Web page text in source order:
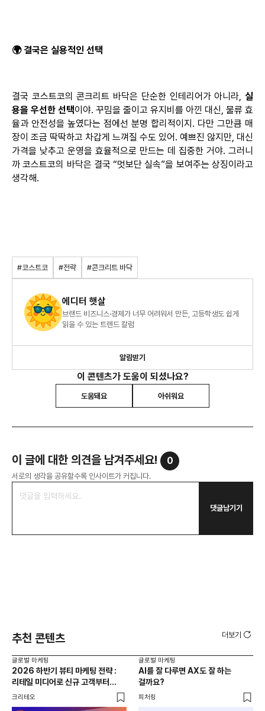
🌍 결국은 실용적인 선택
결국 코스트코의 콘크리트 바닥은 단순한 인테리어가 아니라, 실
용을 우선한 선택이야. 꾸밈을 줄이고 유지비를 아낀 대신, 물류 효
율과 안전성을 높였다는 점에선 분명 합리적이지. 다만 그만큼 매
장이 조금 딱딱하고 차갑게 느껴질 수도 있어. 예쁘진 않지만, 대신
가격을 낮추고 운영을 효율적으로 만드는 데 집중한 거야. 그러니
까 코스트코의 바닥은 결국 “멋보단실속”을 보여주는 상징이라고
생각해.
#코스트코 #전략 #콘크리트 바닥
에디터 햇살
브랜드 비즈니스·경제가 너무 어려워서 만든, 고등학생도 쉽게
읽을 수 있는 트렌드 칼럼
알림받기
이 콘텐츠가 도움이 되셨나요?
도움돼요 아쉬워요
이 글에 대한 의견을 남겨주세요! 0
서로의 생각을 공유할수록 인사이트가 커집니다.
댓글남기기
추천 콘텐츠 더보기
글로벌 마케팅
2026 하반기 뷰티 마케팅 전략 :
리테일 미디어로 신규 고객부터
재구매까지
크리테오
글로벌 마케팅
AI를 잘 다루면 AX도 잘 하는
걸까요?
피처링